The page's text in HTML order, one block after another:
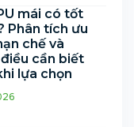
mái có tốt
Phân tích ưu
chế và
cần biết
lựa chọn